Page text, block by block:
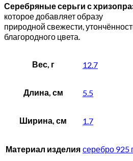
Серебряные серьги с
которое добавляет образу
природной свежести,
благородного цвета.
Вес, г 12.7
Длина, см 5.5
Ширина, см 1.7
Материал изделия серебро 925